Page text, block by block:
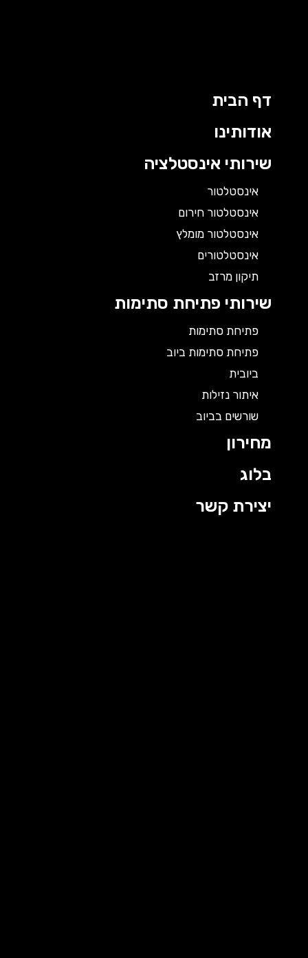
דף הבית
אודותינו
שירותי אינסטלציה
אינסטלטור
אינסטלטור חירום
אינסטלטור מומלץ
אינסטלטורים
תיקון מרזב
שירותי פתיחת סתימות
פתיחת סתימות
פתיחת סתימות ביוב
ביובית
איתור נזילות
שורשים בביוב
מחירון
בלוג
יצירת קשר